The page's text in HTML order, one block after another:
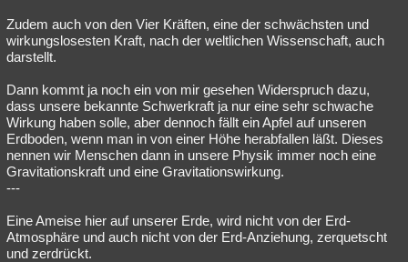
Astronomie Helpdesk Gruppen Gaming Filme
Musik
Besucht Teilgenommen Alle Neue Geschlossen
Lesenswert Schlüsselwörter
Zudem auch von den Vier Kräften, eine der schwächsten und
wirkungslosesten Kraft, nach der weltlichen Wissenschaft, auch
darstellt.
Dann kommt ja noch ein von mir gesehen Widerspruch dazu,
dass unsere bekannte Schwerkraft ja nur eine sehr schwache
Wirkung haben solle, aber dennoch fällt ein Apfel auf unseren
Erdboden, wenn man in von einer Höhe herabfallen läßt. Dieses
nennen wir Menschen dann in unsere Physik immer noch eine
Gravitationskraft und eine Gravitationswirkung.
---
Eine Ameise hier auf unserer Erde, wird nicht von der Erd-
Atmosphäre und auch nicht von der Erd-Anziehung, zerquetscht
und zerdrückt.